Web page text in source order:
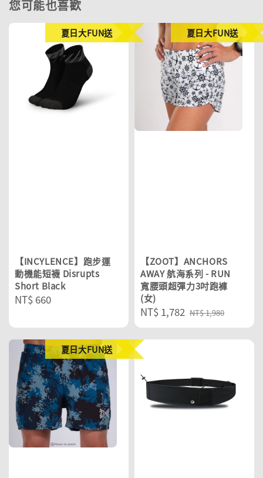
您可能也喜歡
夏日大FUN送
【INCYLENCE】跑步運
動機能短襪 Disrupts
Short Black
Regular
NT$ 660
夏日大FUN送
【ZOOT】ANCHORS
AWAY 航海系列 - RUN
寬腰頭超彈力3吋跑褲
(女)
Sale
price
NT$ 1,782 Regular
price
NT$ 1,980
夏日大FUN送